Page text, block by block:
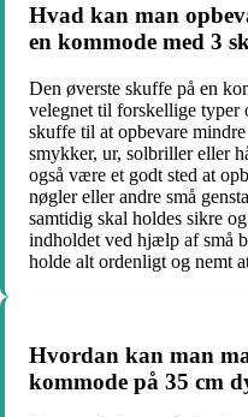
Hvad kan man
en kommode med 3
Den øverste skuffe på en
velegnet til forskellige typer
skuffe til at opbevare
smykker, ur, solbriller eller
også være et godt sted at
nøgler eller andre små
samtidig skal holdes sikre
indholdet ved hjælp af små
holde alt ordenligt og nemt
Hvordan kan man
kommode på 35 cm